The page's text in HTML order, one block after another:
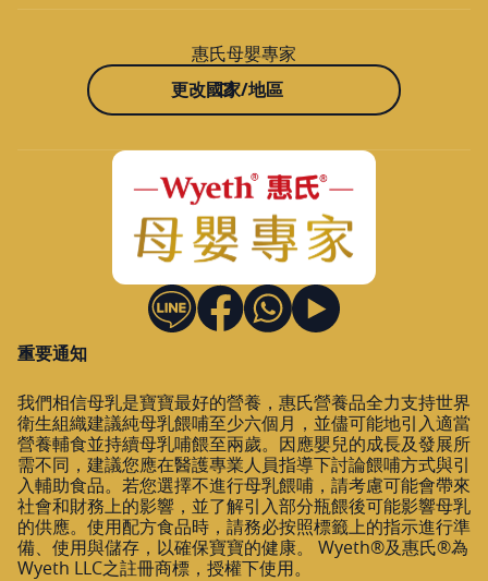
惠氏母嬰專家
更改國家/地區
重要通知
我們相信母乳是寶寶最好的營養，惠氏營養品全力支持世界
衛生組織建議純母乳餵哺至少六個月，並儘可能地引入適當
營養輔食並持續母乳哺餵至兩歲。因應嬰兒的成長及發展所
需不同，建議您應在醫護專業人員指導下討論餵哺方式與引
入輔助食品。若您選擇不進行母乳餵哺，請考慮可能會帶來
社會和財務上的影響，並了解引入部分瓶餵後可能影響母乳
的供應。使用配方食品時，請務必按照標籤上的指示進行準
備、使用與儲存，以確保寶寶的健康。 Wyeth®及惠氏®為
Wyeth LLC之註冊商標，授權下使用。